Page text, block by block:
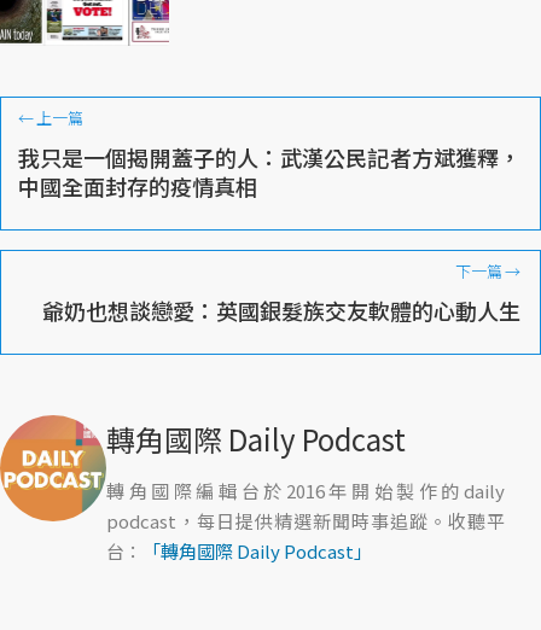
←上一篇
我只是一個揭開蓋子的人：武漢公民記者方斌獲釋，
中國全面封存的疫情真相
下一篇→
爺奶也想談戀愛：英國銀髮族交友軟體的心動人生
轉角國際 Daily Podcast
轉角國際編輯台於2016年開始製作的daily
podcast，每日提供精選新聞時事追蹤。收聽平
台：
「轉角國際 Daily Podcast」